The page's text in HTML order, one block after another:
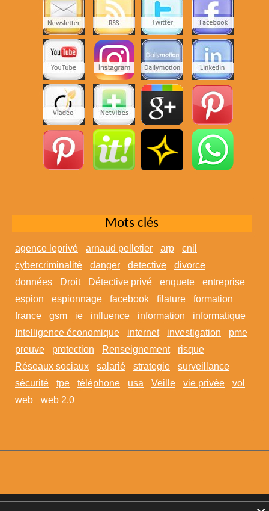
Mots clés
agence leprivé arnaud pelletier arp
cnil
cybercriminalité
danger detective
divorce
données
Droit Détective privé enquete
entreprise
espion
espionnage facebook filature
formation
france
gsm ie influence information
informatique
Intelligence économique
internet investigation
pme
preuve
protection Renseignement
risque
Réseaux sociaux
salarié strategie
surveillance
sécurité
tpe téléphone usa Veille vie privée
vol
web
web 2.0